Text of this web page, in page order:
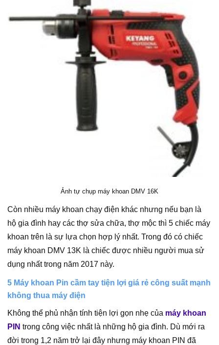
Ảnh tự chụp máy khoan DMV 16K
Còn nhiều máy khoan chạy điện khác nhưng nếu bạn là
hộ gia đình hay các thợ sửa chữa, thợ mộc thì 5 chiếc máy
khoan trên là sự lựa chọn hợp lý nhất. Trong đó có chiếc
máy khoan DMV 13K là chiếc được nhiều người mua sử
dụng nhất trong năm 2017 này.
5 Máy khoan Pin cầm tay tiện lợi giá rẻ công suất mạnh
không thua máy điện
Không thể phủ nhận tính tiện lợi gọn nhẹ của máy khoan
PIN trong công việc nhất là những hộ gia đình. Dù mới ra
đời trong 1,2 năm trở lại đây nhưng máy khoan PIN đã